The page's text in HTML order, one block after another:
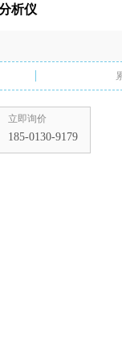
析仪
立即询价
185-0130-9179